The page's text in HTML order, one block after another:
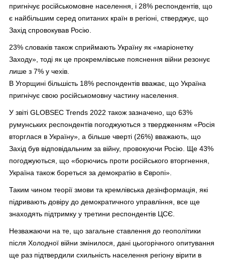
пригнічує російськомовне населення, і 28% респондентів, що
є найбільшим серед опитаних країн в регіоні, стверджує, що
Захід спровокував Росію.
23% словаків також сприймають Україну як «маріонетку
Заходу», тоді як це прокремлівське пояснення війни резонує
лише з 7% у чехів.
В Угорщині більшість 18% респондентів вважає, що Україна
пригнічує свою російськомовну частину населення.
У звіті GLOBSEC Trends 2022 також зазначено, що 63%
румунських респондентів погоджуються з твердженням «Росія
вторглася в Україну», а більше чверті (26%) вважають, що
Захід був відповідальним за війну, провокуючи Росію. Ще 43%
погоджуються, що «борючись проти російського вторгнення,
Україна також бореться за демократію в Європі».
Таким чином теорії змови та кремлівська дезінформація, які
підривають довіру до демократичного управління, все ще
знаходять підтримку у третини респондентів ЦСЄ.
Незважаючи на те, що загальне ставлення до геополітики
після Холодної війни змінилося, дані цьогорічного опитування
ще раз підтвердили схильність населення регіону вірити в